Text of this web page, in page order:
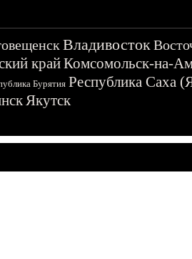
Владивосток
крайКомсомольск-на-
Бурятия Республика Саха
Якутск